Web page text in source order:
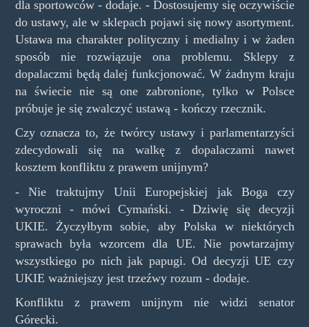
dla sportowców - dodaje. - Dostosujemy się oczywiście
do ustawy, ale w sklepach pojawi się nowy asortyment.
Ustawa ma charakter polityczny i medialny i w żaden
sposób nie rozwiązuje ona problemu. Sklepy z
dopalaczmi będą dalej funkcjonować. W żadnym kraju
na świecie nie są one zabronione, tylko w Polsce
próbuje je się zwalczyć ustawą - kończy rzecznik.
Czy oznacza to, że twórcy ustawy i parlamentarzyści
zdecydowali się na walkę z dopalaczami nawet
kosztem konfliktu z prawem unijnym?
- Nie traktujmy Unii Europejskiej jak Boga czy
wyroczni - mówi Cymański. - Dziwię się decyzji
UKIE. Życzyłbym sobie, aby Polska w niektórych
sprawach była wzorcem dla UE. Nie powtarzajmy
wszystkiego po nich jak papugi. Od decyzji UE czy
UKIE ważniejszy jest trzeźwy rozum - dodaje.
Konfliktu z prawem unijnym nie widzi senator
Górecki.